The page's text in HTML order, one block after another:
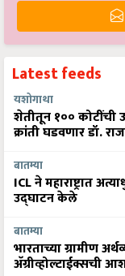
Latest feeds
यशोगाथा
शेतीतून १०० कोटींची
क्रांती घडवणार डॉ.
बातम्या
ICL ने महाराष्ट्रात
उद्घाटन केले
बातम्या
भारताच्या ग्रामीण
अ‍ॅग्रीव्होल्टाईक्सची